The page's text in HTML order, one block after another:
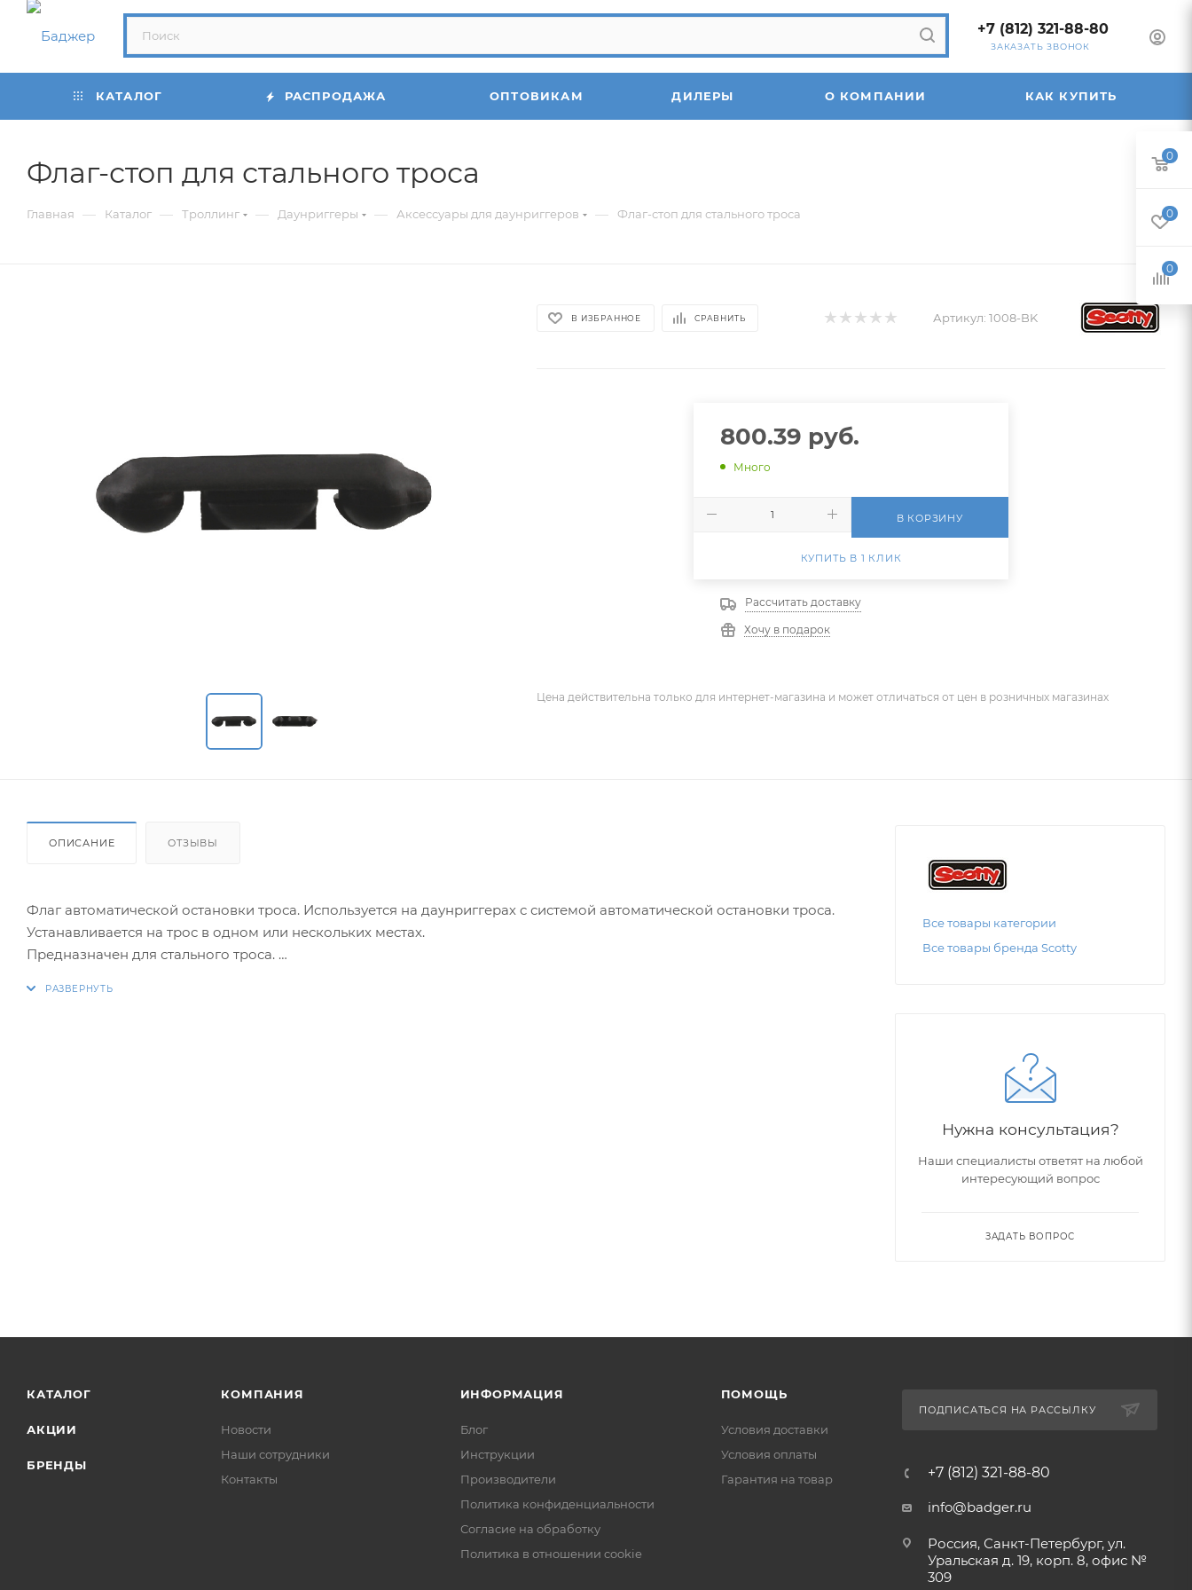
+7 (812) 321-88-80
ЗАКАЗАТЬ ЗВОНОК
КАТАЛОГ РАСПРОДАЖА ОПТОВИКАМ ДИЛЕРЫ О КОМПАНИИ КАК КУПИТЬ
Флаг-стоп для стального троса
Главная — Каталог — Троллинг — Даунриггеры — Аксессуары для даунриггеров — Флаг-стоп для стального троса
В ИЗБРАННОЕ СРАВНИТЬ Артикул: 1008-BK
800.39 руб.
Много
В КОРЗИНУ
КУПИТЬ В 1 КЛИК
Рассчитать доставку
Хочу в подарок
Цена действительна только для интернет-магазина и может отличаться от цен в розничных магазинах
ОПИСАНИЕ ОТЗЫВЫ
Флаг автоматической остановки троса. Используется на даунриггерах с системой автоматической остановки троса.
Устанавливается на трос в одном или нескольких местах.
Предназначен для стального троса.
Все товары категории
Все товары бренда Scotty
Нужна консультация?
Наши специалисты ответят на любой
интересующий вопрос
ЗАДАТЬ ВОПРОС
КАТАЛОГ
АКЦИИ
БРЕНДЫ
КОМПАНИЯ
Новости
Наши сотрудники
Контакты
ИНФОРМАЦИЯ
Блог
Инструкции
Производители
Политика конфиденциальности
Согласие на обработку
Политика в отношении cookie
ПОМОЩЬ
Условия доставки
Условия оплаты
Гарантия на товар
ПОДПИСАТЬСЯ НА РАССЫЛКУ
+7 (812) 321-88-80
info@badger.ru
Россия, Санкт-Петербург, ул.
Уральская д. 19, корп. 8, офис №
309
0
0
0